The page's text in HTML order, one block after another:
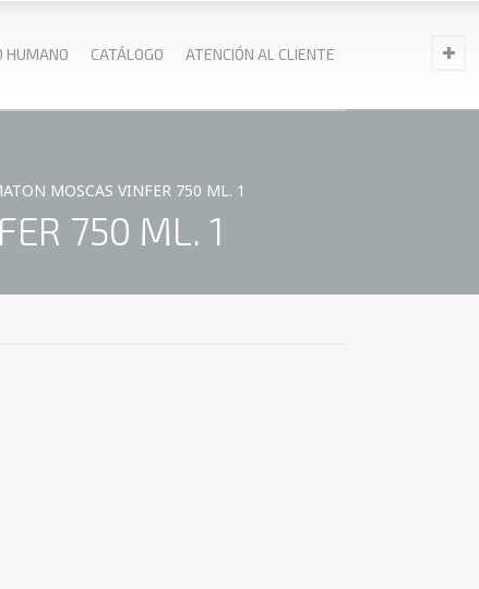
HUMANO CATÁLOGO ATENCIÓN AL CLIENTE
MOSCAS VINFER 750 ML. 1
750 ML. 1